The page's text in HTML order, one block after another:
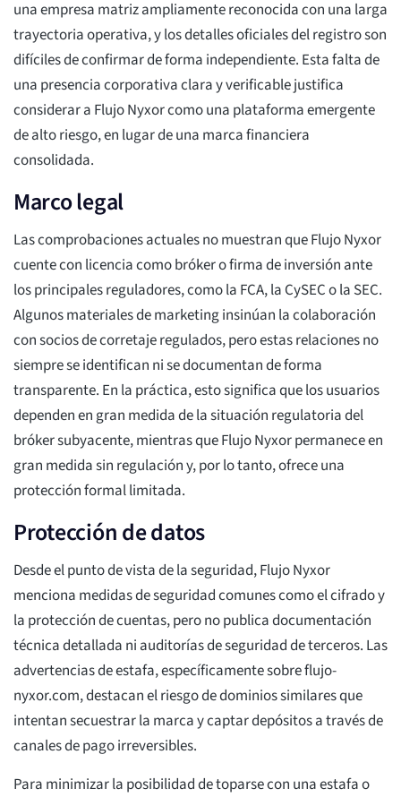
una empresa matriz ampliamente reconocida con una larga
trayectoria operativa, y los detalles oficiales del registro son
difíciles de confirmar de forma independiente. Esta falta de
una presencia corporativa clara y verificable justifica
considerar a Flujo Nyxor como una plataforma emergente
de alto riesgo, en lugar de una marca financiera
consolidada.
Marco legal
Las comprobaciones actuales no muestran que Flujo Nyxor
cuente con licencia como bróker o firma de inversión ante
los principales reguladores, como la FCA, la CySEC o la SEC.
Algunos materiales de marketing insinúan la colaboración
con socios de corretaje regulados, pero estas relaciones no
siempre se identifican ni se documentan de forma
transparente. En la práctica, esto significa que los usuarios
dependen en gran medida de la situación regulatoria del
bróker subyacente, mientras que Flujo Nyxor permanece en
gran medida sin regulación y, por lo tanto, ofrece una
protección formal limitada.
Protección de datos
Desde el punto de vista de la seguridad, Flujo Nyxor
menciona medidas de seguridad comunes como el cifrado y
la protección de cuentas, pero no publica documentación
técnica detallada ni auditorías de seguridad de terceros. Las
advertencias de estafa, específicamente sobre flujo-
nyxor.com, destacan el riesgo de dominios similares que
intentan secuestrar la marca y captar depósitos a través de
canales de pago irreversibles.
Para minimizar la posibilidad de toparse con una estafa o